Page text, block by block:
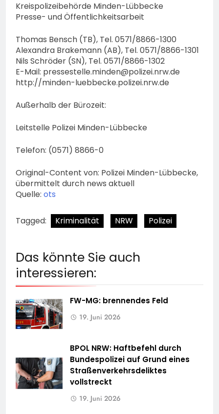
Kreispolizeibehörde Minden-Lübbecke
Presse- und Öffentlichkeitsarbeit
Thomas Bensch (TB), Tel. 0571/8866-1300
Alexandra Brakemann (AB), Tel. 0571/8866-1301
Nils Schröder (SN), Tel. 0571/8866-1302
E-Mail: pressestelle.minden@polizei.nrw.de
http://minden-luebbecke.polizei.nrw.de
Außerhalb der Bürozeit:
Leitstelle Polizei Minden-Lübbecke
Telefon: (0571) 8866-0
Original-Content von: Polizei Minden-Lübbecke,
übermittelt durch news aktuell
Quelle: ots
Tagged: Kriminalität NRW Polizei
Das könnte Sie auch
interessieren:
FW-MG: brennendes Feld
19. Juni 2026
BPOL NRW: Haftbefehl durch
Bundespolizei auf Grund eines
Straßenverkehrsdeliktes
vollstreckt
19. Juni 2026